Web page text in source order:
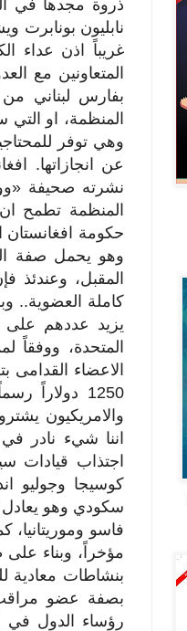
ذروة مجدها في
نابليون بونابرت
غريباً اذن عداء
المتعاونين مع
بفارس لبناني
المنظمة، او
وهي توفر
عن انجازاتها.
نشرته صحيفة
حكومة افغانستان
وهو يحمل صفة
كاملة العضوية..
المتحدة، ووفقاً
والامريكيون
اننا شيء نادر
اجتذاب قيادات
كوسيجا وجوليو
فاسو
مؤخراً، وبناء
بنشاطات معادية
بصفة عضو
رؤساء الدول في